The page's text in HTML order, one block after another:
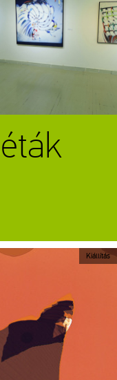
Kiállítás